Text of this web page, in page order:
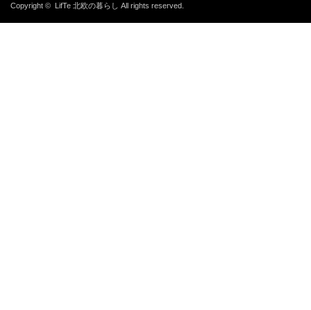
Copyright © LifTe 北欧の暮らし All rights reserved.